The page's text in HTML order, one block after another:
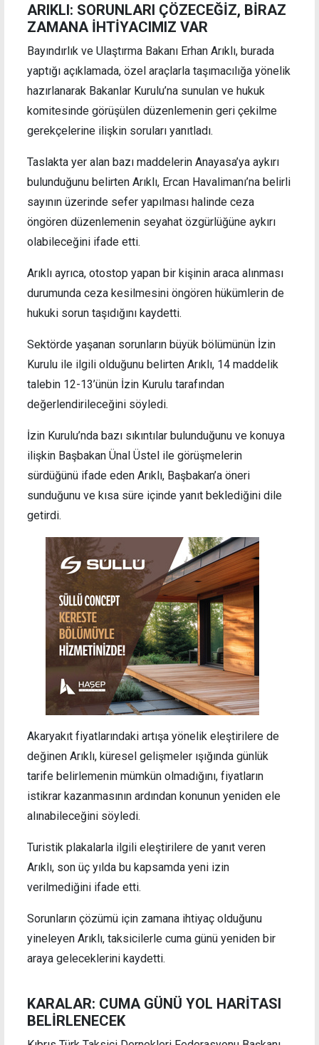
ARIKLI: SORUNLARI ÇÖZECEĞİZ, BİRAZ
ZAMANA İHTİYACIMIZ VAR
Bayındırlık ve Ulaştırma Bakanı Erhan Arıklı, burada
yaptığı açıklamada, özel araçlarla taşımacılığa yönelik
hazırlanarak Bakanlar Kurulu’na sunulan ve hukuk
komitesinde görüşülen düzenlemenin geri çekilme
gerekçelerine ilişkin soruları yanıtladı.
Taslakta yer alan bazı maddelerin Anayasa’ya aykırı
bulunduğunu belirten Arıklı, Ercan Havalimanı’na belirli
sayının üzerinde sefer yapılması halinde ceza
öngören düzenlemenin seyahat özgürlüğüne aykırı
olabileceğini ifade etti.
Arıklı ayrıca, otostop yapan bir kişinin araca alınması
durumunda ceza kesilmesini öngören hükümlerin de
hukuki sorun taşıdığını kaydetti.
Sektörde yaşanan sorunların büyük bölümünün İzin
Kurulu ile ilgili olduğunu belirten Arıklı, 14 maddelik
talebin 12-13’ünün İzin Kurulu tarafından
değerlendirileceğini söyledi.
İzin Kurulu’nda bazı sıkıntılar bulunduğunu ve konuya
ilişkin Başbakan Ünal Üstel ile görüşmelerin
sürdüğünü ifade eden Arıklı, Başbakan’a öneri
sunduğunu ve kısa süre içinde yanıt beklediğini dile
getirdi.
Akaryakıt fiyatlarındaki artışa yönelik eleştirilere de
değinen Arıklı, küresel gelişmeler ışığında günlük
tarife belirlemenin mümkün olmadığını, fiyatların
istikrar kazanmasının ardından konunun yeniden ele
alınabileceğini söyledi.
Turistik plakalarla ilgili eleştirilere de yanıt veren
Arıklı, son üç yılda bu kapsamda yeni izin
verilmediğini ifade etti.
Sorunların çözümü için zamana ihtiyaç olduğunu
yineleyen Arıklı, taksicilerle cuma günü yeniden bir
araya geleceklerini kaydetti.
KARALAR: CUMA GÜNÜ YOL HARİTASI
BELİRLENECEK